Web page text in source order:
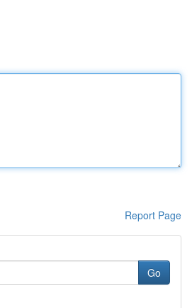
Report Page
Go